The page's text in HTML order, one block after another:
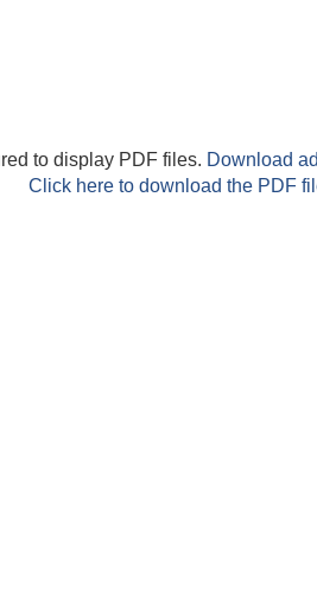
to display PDF files. Download
Click here to download the PDF